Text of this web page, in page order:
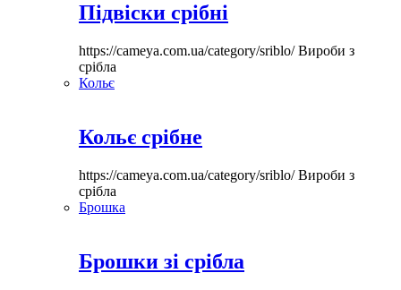
Підвіски срібні
https://cameya.com.ua/category/sriblo/Вироби з
срібла
Кольє
Кольє срібне
https://cameya.com.ua/category/sriblo/Вироби з
срібла
Брошка
Брошки зі срібла